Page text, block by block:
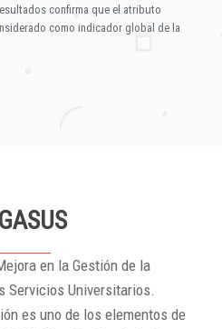
confirma que el atributo
como indicador global de la
en la Gestión de la
Servicios Universitarios.
es uno de los elementos de